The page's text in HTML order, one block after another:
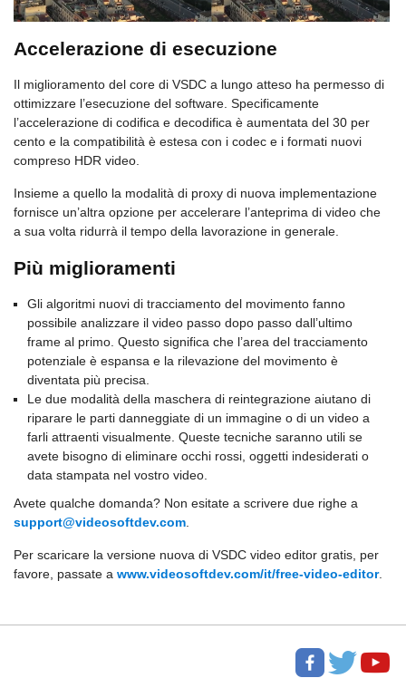
Accelerazione di esecuzione
Il miglioramento del core di VSDC a lungo atteso ha permesso di
ottimizzare l’esecuzione del software. Specificamente
l’accelerazione di codifica e decodifica è aumentata del 30 per
cento e la compatibilità è estesa con i codec e i formati nuovi
compreso HDR video.
Insieme a quello la modalità di proxy di nuova implementazione
fornisce un’altra opzione per accelerare l’anteprima di video che
a sua volta ridurrà il tempo della lavorazione in generale.
Più miglioramenti
Gli algoritmi nuovi di tracciamento del movimento fanno
possibile analizzare il video passo dopo passo dall’ultimo
frame al primo. Questo significa che l’area del tracciamento
potenziale è espansa e la rilevazione del movimento è
diventata più precisa.
Le due modalità della maschera di reintegrazione aiutano di
riparare le parti danneggiate di un immagine o di un video a
farli attraenti visualmente. Queste tecniche saranno utili se
avete bisogno di eliminare occhi rossi, oggetti indesiderati o
data stampata nel vostro video.
Avete qualche domanda? Non esitate a scrivere due righe a
support@videosoftdev.com.
Per scaricare la versione nuova di VSDC video editor gratis, per
favore, passate a www.videosoftdev.com/it/free-video-editor.